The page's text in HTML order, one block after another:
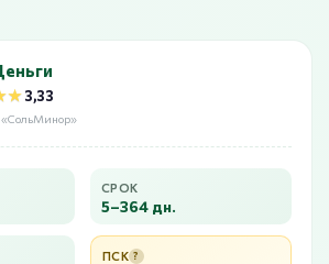
3,33
СРОК
5–364 дн.
ПСК ?